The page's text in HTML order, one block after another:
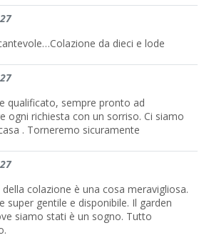
da dieci e lode
qualificato, sempre pronto ad
ogni richiesta con un sorriso. Ci siamo
. Torneremo sicuramente
colazione è una cosa meravigliosa.
super gentile e disponibile. Il garden
siamo stati è un sogno. Tutto